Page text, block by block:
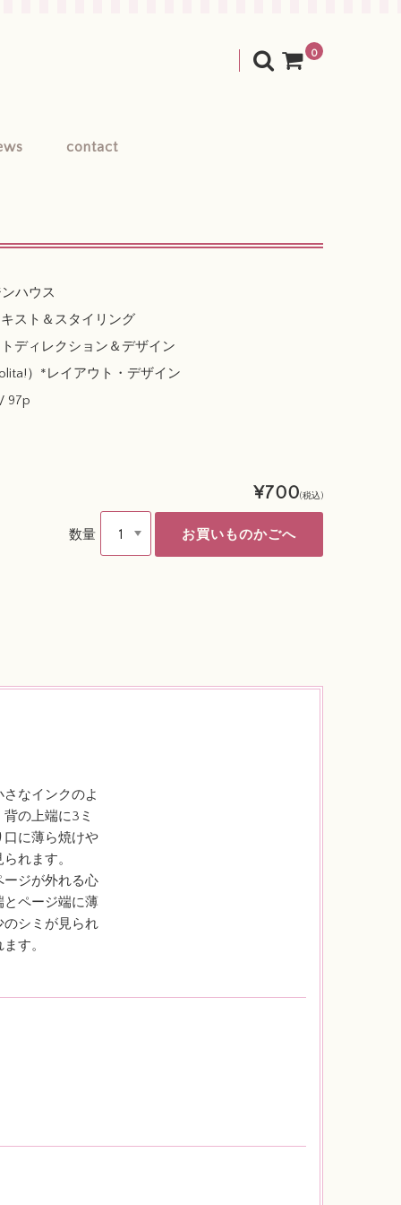
0
contact
ハウス
スト＆スタイリング
ディレクション＆デザイン
）*レイアウト・デザイン
97p
¥700(税込)
数量
なインクのよ
の上端に3ミ
に薄ら焼けや
れます。
ジが外れる心
ページ端に薄
シミが見られ
す。